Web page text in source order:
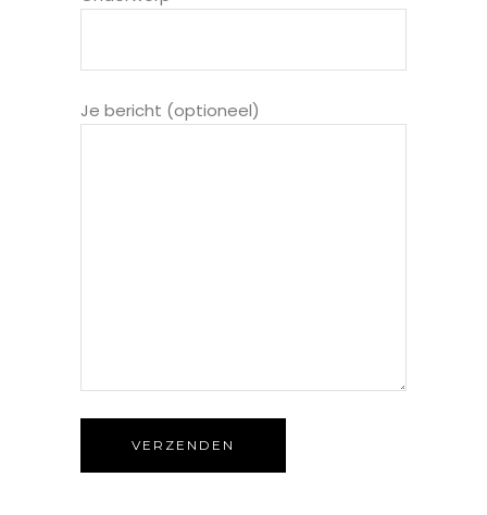
Je bericht (optioneel)
VERZENDEN